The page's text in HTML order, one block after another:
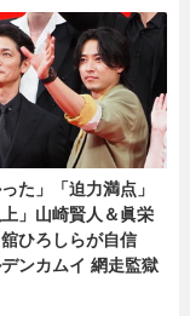
った」「迫力満点」
上」山崎賢人＆眞栄
ひろしらが自信
デンカムイ 網走監獄